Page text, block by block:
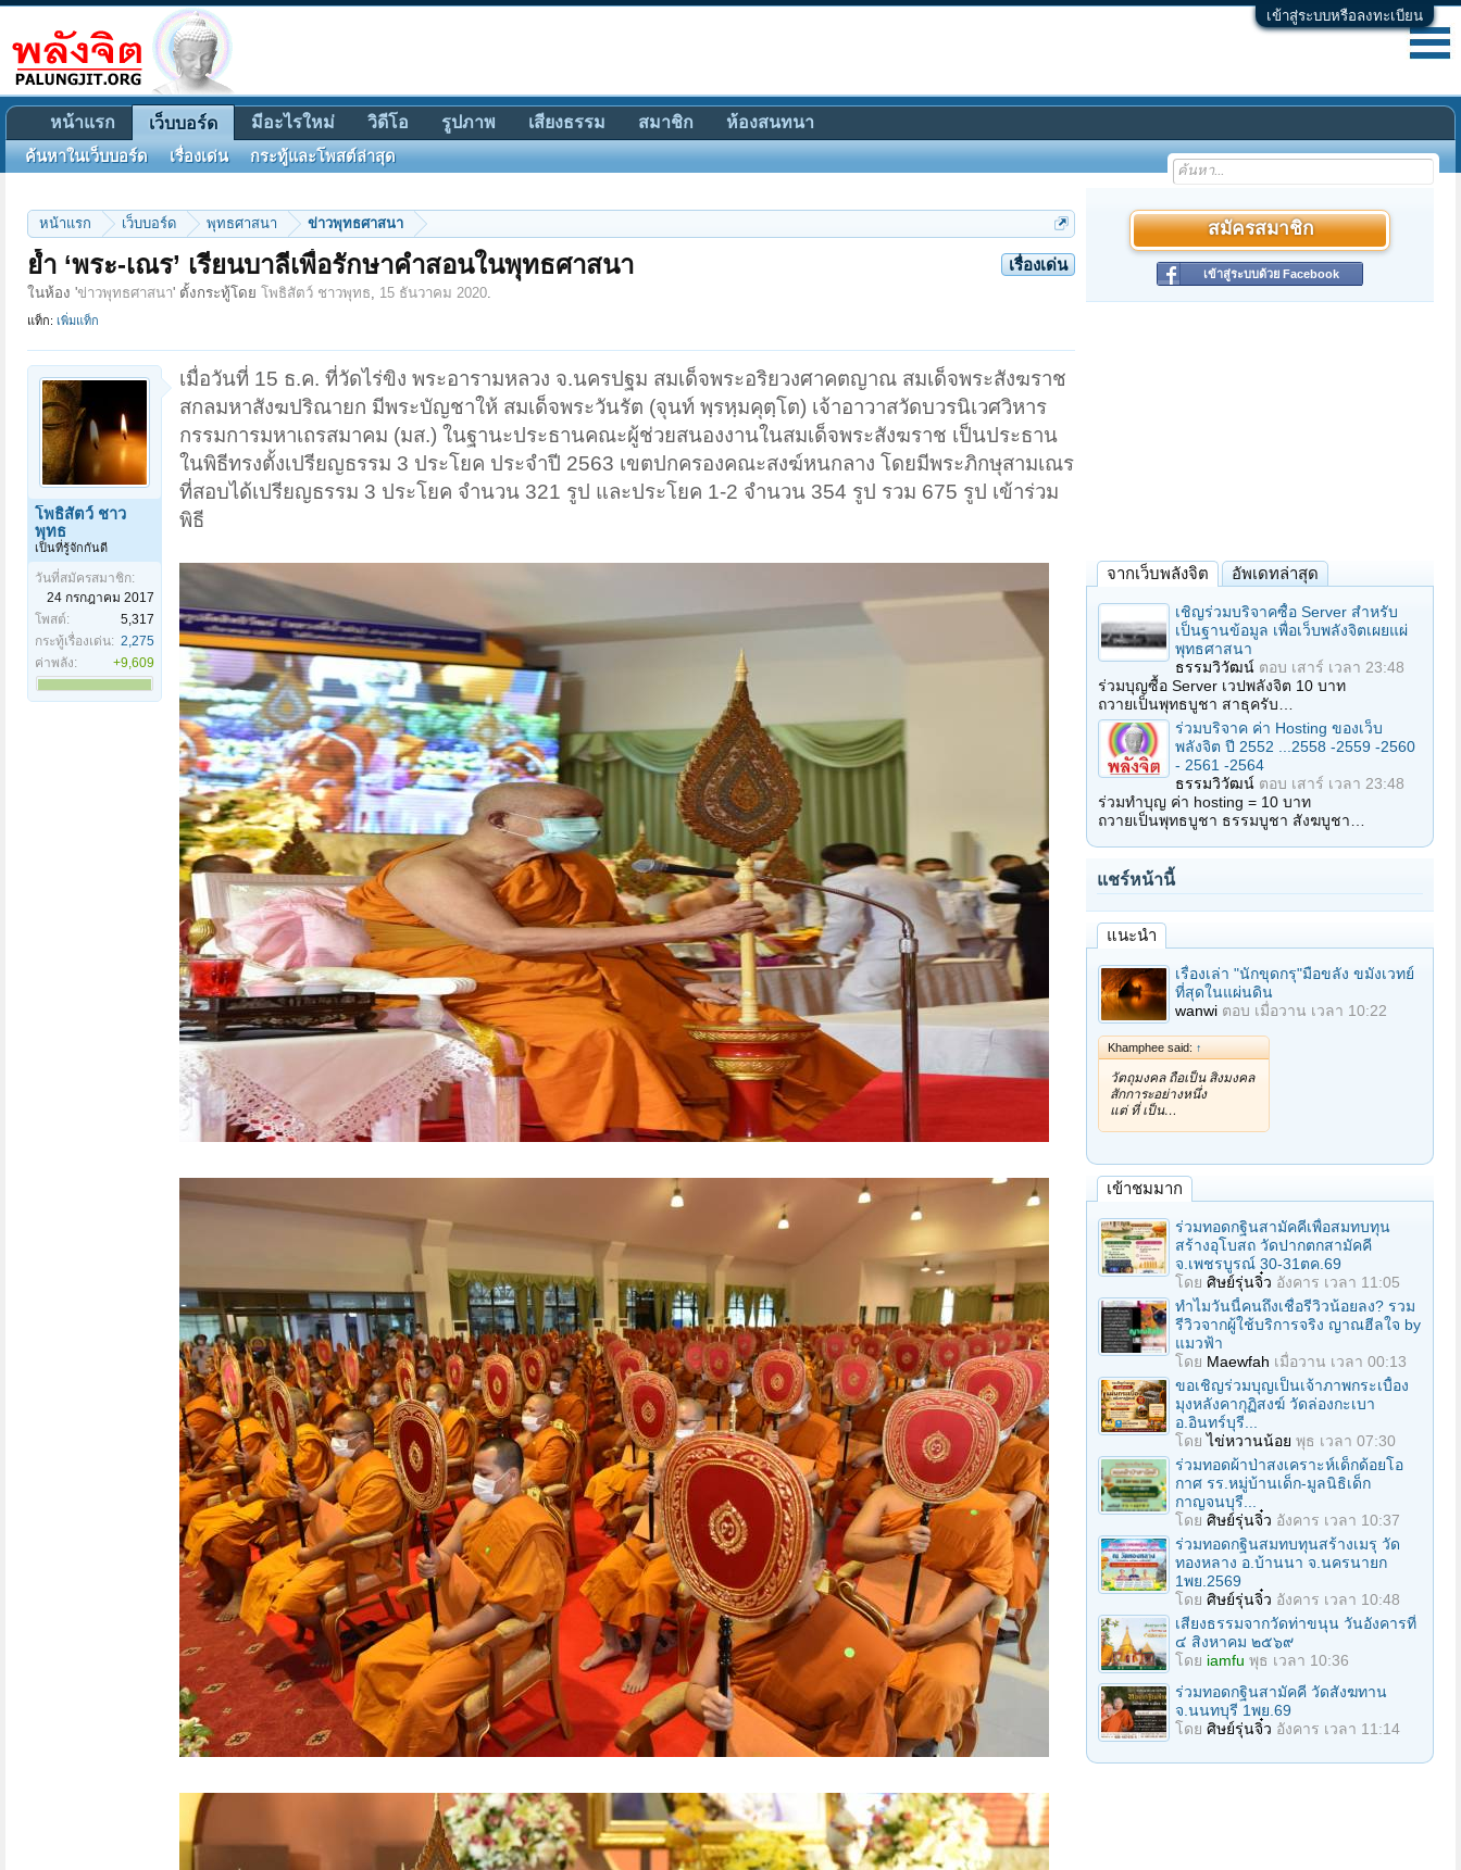
เข้าสู่ระบบหรือลงทะเบียน
หน้าแรก เว็บบอร์ด พุทธศาสนา ข่าวพุทธศาสนา
เรื่องเด่น
ย้ำ ‘พระ-เณร’ เรียนบาลีเพื่อรักษาคำสอนในพุทธศาสนา
ในห้อง 'ข่าวพุทธศาสนา' ตั้งกระทู้โดย โพธิสัตว์ ชาวพุทธ, 15 ธันวาคม 2020.
แท็ก: เพิ่มแท็ก
โพธิสัตว์ ชาว
พุทธ
เป็นที่รู้จักกันดี
วันที่สมัครสมาชิก:
24 กรกฎาคม 2017
โพสต์:
5,317
กระทู้เรื่องเด่น: 2,275
ค่าพลัง:
+9,609
เมื่อวันที่ 15 ธ.ค. ที่วัดไร่ขิง พระอารามหลวง จ.นครปฐม สมเด็จพระอริยวงศาคตญาณ สมเด็จพระสังฆราช
สกลมหาสังฆปริณายก มีพระบัญชาให้ สมเด็จพระวันรัต (จุนท์ พฺรหฺมคุตฺโต) เจ้าอาวาสวัดบวรนิเวศวิหาร
กรรมการมหาเถรสมาคม (มส.) ในฐานะประธานคณะผู้ช่วยสนองงานในสมเด็จพระสังฆราช เป็นประธาน
ในพิธีทรงตั้งเปรียญธรรม 3 ประโยค ประจำปี 2563 เขตปกครองคณะสงฆ์หนกลาง โดยมีพระภิกษุสามเณร
ที่สอบได้เปรียญธรรม 3 ประโยค จำนวน 321 รูป และประโยค 1-2 จำนวน 354 รูป รวม 675 รูป เข้าร่วม
พิธี
สมัครสมาชิก
เข้าสู่ระบบด้วย Facebook
จากเว็บพลังจิต อัพเดทล่าสุด
เชิญร่วมบริจาคซื้อ Server สำหรับ
เป็นฐานข้อมูล เพื่อเว็บพลังจิตเผยแผ่
พุทธศาสนา
ธรรมวิวัฒน์ ตอบ เสาร์ เวลา 23:48
ร่วมบุญซื้อ Server เวปพลังจิต 10 บาท
ถวายเป็นพุทธบูชา สาธุครับ…
ร่วมบริจาค ค่า Hosting ของเว็บ
พลังจิต ปี 2552 ...2558 -2559 -2560
- 2561 -2564
ธรรมวิวัฒน์ ตอบ เสาร์ เวลา 23:48
ร่วมทำบุญ ค่า hosting = 10 บาท
ถวายเป็นพุทธบูชา ธรรมบูชา สังฆบูชา…
แชร์หน้านี้
แนะนำ
เรื่องเล่า "นักขุดกรุ"มือขลัง ขมังเวทย์
ที่สุดในแผ่นดิน
wanwi ตอบ เมื่อวาน เวลา 10:22
Khamphee said: ↑
วัตถุมงคล ถือเป็น สิ่งมงคล
สักการะอย่างหนึ่ง
แต่ ที่ เป็น…
เข้าชมมาก
ร่วมทอดกฐินสามัคคีเพื่อสมทบทุน
สร้างอุโบสถ วัดปากตกสามัคคี
จ.เพชรบูรณ์ 30-31ตค.69
โดย ศิษย์รุ่นจิ๋ว อังคาร เวลา 11:05
ทำไมวันนี้คนถึงเชื่อรีวิวน้อยลง? รวม
รีวิวจากผู้ใช้บริการจริง ญาณฮีลใจ by
แมวฟ้า
โดย Maewfah เมื่อวาน เวลา 00:13
ขอเชิญร่วมบุญเป็นเจ้าภาพกระเบื้อง
มุงหลังคากุฏิสงฆ์ วัดล่องกะเบา
อ.อินทร์บุรี...
โดยไข่หวานน้อย พุธ เวลา 07:30
ร่วมทอดผ้าป่าสงเคราะห์เด็กด้อยโอ
กาศ รร.หมู่บ้านเด็ก-มูลนิธิเด็ก
กาญจนบุรี...
โดย ศิษย์รุ่นจิ๋ว อังคาร เวลา 10:37
ร่วมทอดกฐินสมทบทุนสร้างเมรุ วัด
ทองหลาง อ.บ้านนา จ.นครนายก
1พย.2569
โดย ศิษย์รุ่นจิ๋ว อังคาร เวลา 10:48
เสียงธรรมจากวัดท่าขนุน วันอังคารที่
๔ สิงหาคม ๒๕๖๙
โดย iamfu พุธ เวลา 10:36
ร่วมทอดกฐินสามัคคี วัดสังฆทาน
จ.นนทบุรี 1พย.69
โดย ศิษย์รุ่นจิ๋ว อังคาร เวลา 11:14
หน้าแรก เว็บบอร์ด
ค้นหาในเว็บบอร์ด เรื่องเด่น กระทู้และโพสต์ล่าสุด
มีอะไรใหม่ วิดีโอ รูปภาพ เสียงธรรม สมาชิก ห้องสนทนา